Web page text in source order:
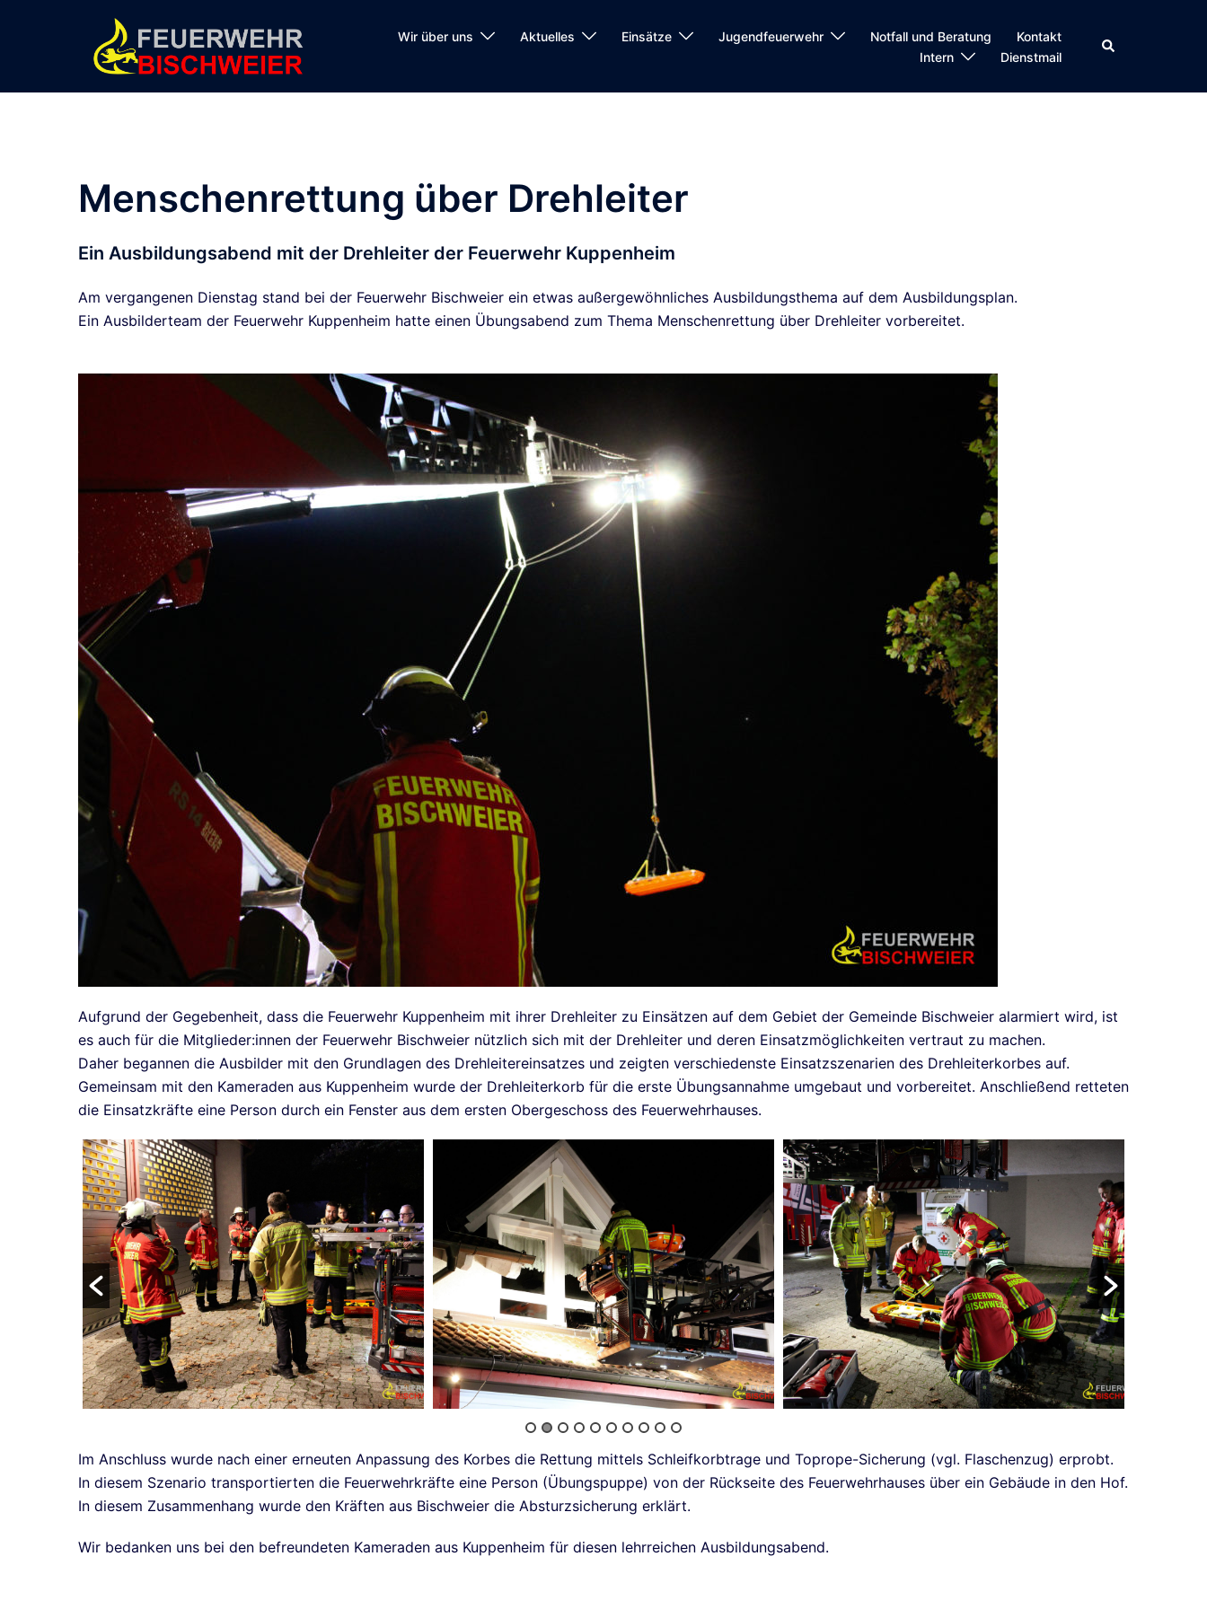
Wir über uns Aktuelles Einsätze Jugendfeuerwehr Notfall und Beratung
Kontakt
Intern
Dienstmail
Suche
Menschenrettung über Drehleiter
Ein Ausbildungsabend mit der Drehleiter der Feuerwehr Kuppenheim
Am vergangenen Dienstag stand bei der Feuerwehr Bischweier ein etwas außergewöhnliches Ausbildungsthema auf dem Ausbildungsplan.
Ein Ausbilderteam der Feuerwehr Kuppenheim hatte einen Übungsabend zum Thema Menschenrettung über Drehleiter vorbereitet.
Aufgrund der Gegebenheit, dass die Feuerwehr Kuppenheim mit ihrer Drehleiter zu Einsätzen auf dem Gebiet der Gemeinde Bischweier alarmiert wird, ist
es auch für die Mitglieder:innen der Feuerwehr Bischweier nützlich sich mit der Drehleiter und deren Einsatzmöglichkeiten vertraut zu machen.
Daher begannen die Ausbilder mit den Grundlagen des Drehleitereinsatzes und zeigten verschiedenste Einsatzszenarien des Drehleiterkorbes auf.
Gemeinsam mit den Kameraden aus Kuppenheim wurde der Drehleiterkorb für die erste Übungsannahme umgebaut und vorbereitet. Anschließend retteten
die Einsatzkräfte eine Person durch ein Fenster aus dem ersten Obergeschoss des Feuerwehrhauses.
Im Anschluss wurde nach einer erneuten Anpassung des Korbes die Rettung mittels Schleifkorbtrage und Toprope-Sicherung (vgl. Flaschenzug) erprobt.
In diesem Szenario transportierten die Feuerwehrkräfte eine Person (Übungspuppe) von der Rückseite des Feuerwehrhauses über ein Gebäude in den Hof.
In diesem Zusammenhang wurde den Kräften aus Bischweier die Absturzsicherung erklärt.
Wir bedanken uns bei den befreundeten Kameraden aus Kuppenheim für diesen lehrreichen Ausbildungsabend.